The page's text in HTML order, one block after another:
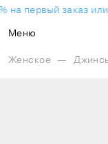
на первый заказ
Меню
Женское —